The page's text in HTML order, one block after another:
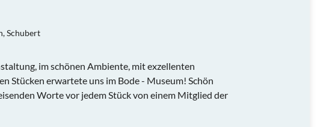
Schubert
im schönen Ambiente, mit exzellenten
Stücken erwartete uns im Bode - Museum! Schön
Worte vor jedem Stück von einem Mitglied der